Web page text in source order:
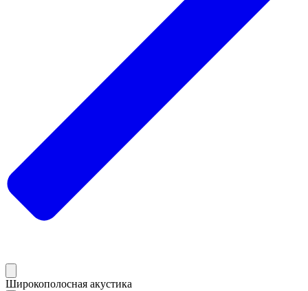
Широкополосная акустика